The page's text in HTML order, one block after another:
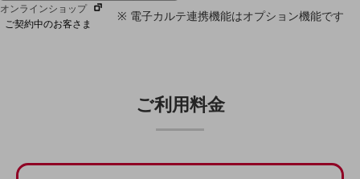
オンラインショップ
ご契約中のお客さま
※ 電子カルテ連携機能はオプション機能です
ご利用料金